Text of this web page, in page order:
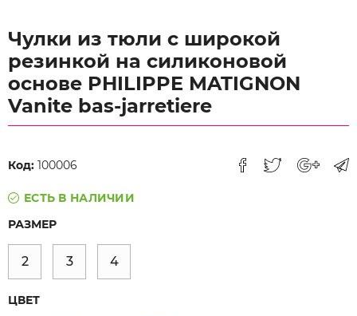
Чулки из тюли с широкой
резинкой на силиконовой
основе PHILIPPE MATIGNON
Vanite bas-jarretiere
Код: 100006
ЕСТЬ В НАЛИЧИИ
РАЗМЕР
2 3 4
ЦВЕТ